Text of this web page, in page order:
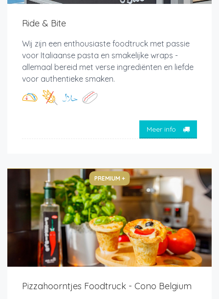
Ride & Bite
Wij zijn een enthousiaste foodtruck met passie
voor Italiaanse pasta en smakelijke wraps -
allemaal bereid met verse ingrediënten en liefde
voor authentieke smaken.
Meer info
PREMIUM +
Pizzahoorntjes Foodtruck - Cono Belgium